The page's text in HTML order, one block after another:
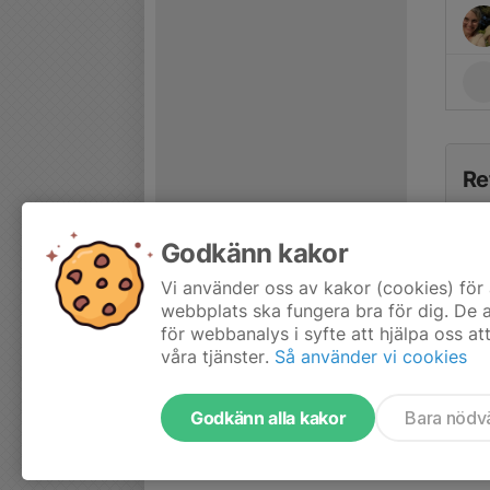
Godkänn kakor
Vi använder oss av kakor (cookies)
webbplats ska fungera bra för dig. De
för webbanalys i syfte att hjälpa oss
våra tjänster. Så använder vi cookies
Godkänn alla kakor Bara